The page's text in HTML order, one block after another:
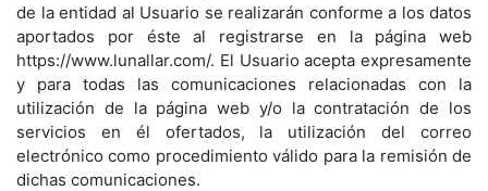
de la entidad al Usuario se realizarán conforme a los datos
aportados por éste al registrarse en la página web
https://www.lunallar.com/. El Usuario acepta expresamente
y para todas las comunicaciones relacionadas con la
utilización de la página web y/o la contratación de los
servicios en él ofertados, la utilización del correo
electrónico como procedimiento válido para la remisión de
dichas comunicaciones.